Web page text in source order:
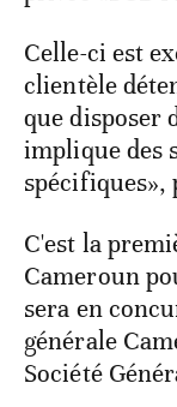
Celle-ci est
clientèle
que disposer
implique des
spécifiques»,
C'est la
Cameroun
sera en
générale
Société